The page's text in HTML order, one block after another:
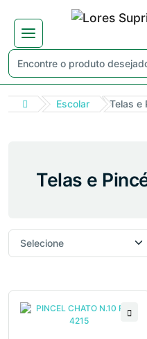
Escolar Telas e
Telas e